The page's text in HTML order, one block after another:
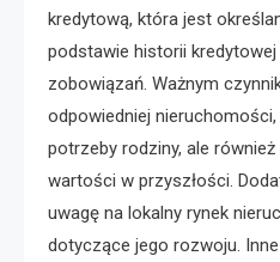
kredytową, która jest
podstawie historii
zobowiązań. Ważnym
odpowiedniej
potrzeby rodziny, ale
wartości w przyszłości.
uwagę na lokalny rynek
dotyczące jego rozwoju.